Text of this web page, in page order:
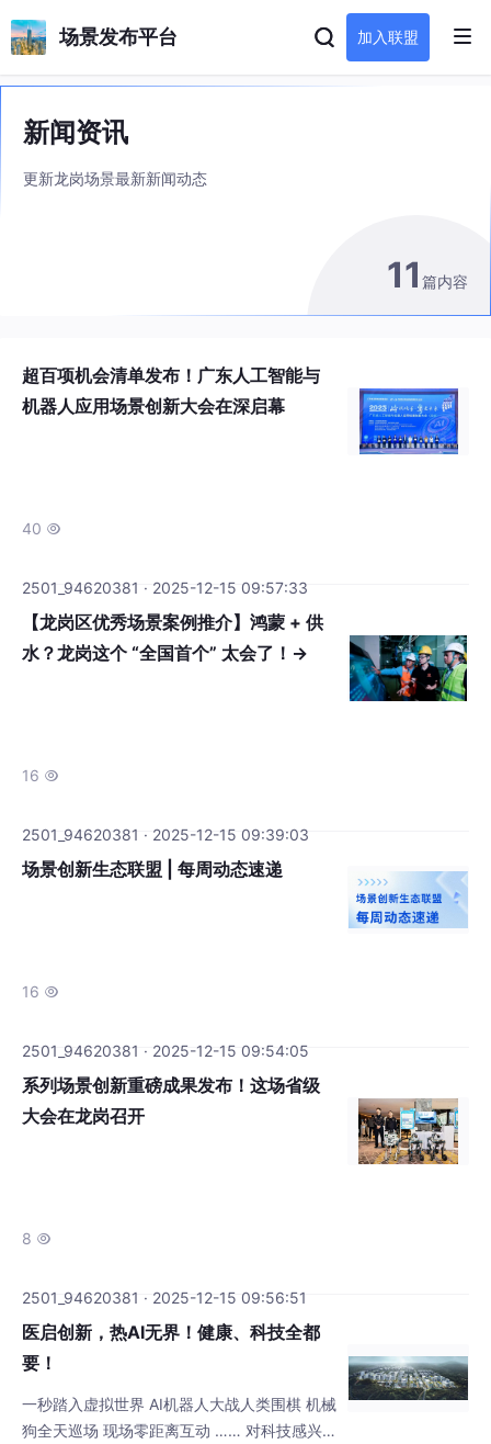
场景发布平台 加入联盟
新闻资讯
更新龙岗场景最新新闻动态
11 篇内容
超百项机会清单发布！广东人工智能与
机器人应用场景创新大会在深启幕
40 
2501_94620381 · 2025-12-15 09:57:33
【龙岗区优秀场景案例推介】鸿蒙 + 供
水？龙岗这个 “全国首个” 太会了！→
16 
2501_94620381 · 2025-12-15 09:39:03
场景创新生态联盟 | 每周动态速递
16 
2501_94620381 · 2025-12-15 09:54:05
系列场景创新重磅成果发布！这场省级
大会在龙岗召开
8 
2501_94620381 · 2025-12-15 09:56:51
医启创新，热AI无界！健康、科技全都
要！
一秒踏入虚拟世界 AI机器人大战人类围棋 机械
狗全天巡场 现场零距离互动 …… 对科技感兴